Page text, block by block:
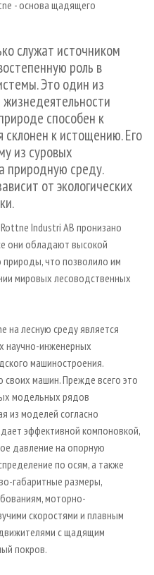
- основа щадящего
служат источником
роль в
Это один из
способен к
к истощению. Его
из суровых
природную среду.
от экологических
Industri AB пронизано
они обладают высокой
что позволило им
мировых лесоводственных
лесную среду является
научно-инженерных
машиностроения.
своих машин. Прежде всего это
модельных рядов
из моделей согласно
эффективной компоновкой,
давление на опорную
по осям, а также
габаритные размеры,
моторно-
скоростями и плавным
с щадящим
покров.